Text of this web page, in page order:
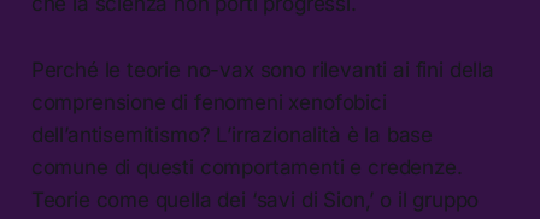
Perché le teorie no-vax sono rilevanti ai fini della
comprensione di fenomeni xenofobici
dell’antisemitismo? L’irrazionalità è la base
comune di questi comportamenti e credenze.
Teorie come quella dei ‘savi di Sion,’ o il gruppo